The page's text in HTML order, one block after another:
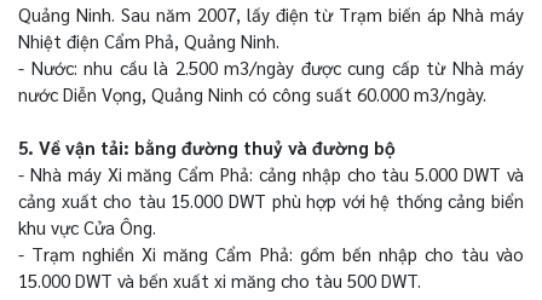
Quảng Ninh. Sau năm 2007, lấy điện từ Trạm biến áp Nhà máy
Nhiệt điện Cẩm Phả, Quảng Ninh.
- Nước: nhu cầu là 2.500 m3/ngày được cung cấp từ Nhà máy
nước Diễn Vọng, Quảng Ninh có công suất 60.000 m3/ngày.
5. Về vận tải: bằng đường thuỷ và đường bộ
- Nhà máy Xi măng Cẩm Phả: cảng nhập cho tàu 5.000 DWT và
cảng xuất cho tàu 15.000 DWT phù hợp với hệ thống cảng biển
khu vực Cửa Ông.
- Trạm nghiền Xi măng Cẩm Phả: gồm bến nhập cho tàu vào
15.000 DWT và bến xuất xi măng cho tàu 500 DWT.